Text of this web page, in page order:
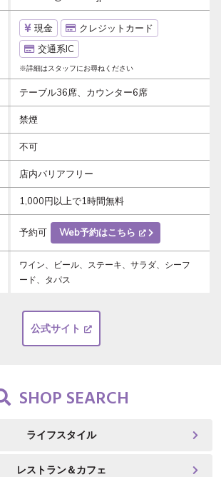
現金
クレジットカード
交通系IC
※詳細はスタッフにお尋ねください
テーブル36席、カウンター6席
禁煙
不可
店内バリアフリー
1,000円以上で1時間無料
予約可 Web予約はこちら
ワイン、ビール、ステーキ、サラダ、シーフ
ード、タパス
公式サイト
SHOP SEARCH
ライフスタイル
レストラン＆カフェ